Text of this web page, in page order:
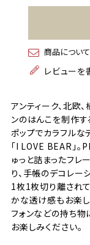
商品につい
レビューを
アンティーク、北欧
ンのはんこを制作す
ポップでカラフル
「I LOVE BEAR」
ゅっと詰まったフ
り、手帳のデコレー
1枚1枚切り離され
かな透け感もお楽し
フォンなどの持ち物
お楽しみください。